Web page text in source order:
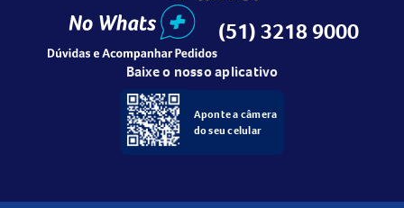
(51) 3218 9000
Baixe o nosso aplicativo
Aponte a câmera
do seu celular